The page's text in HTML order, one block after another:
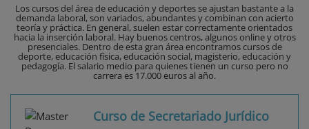
Los cursos del área de educación y deportes se ajustan bastante a la
demanda laboral, son variados, abundantes y combinan con acierto
teoría y práctica. En general, suelen estar correctamente orientados
hacia la inserción laboral. Hay buenos centros, algunos online y otros
presenciales. Dentro de esta gran área encontramos cursos de
deporte, educación física, educación social, magisterio, educación y
pedagogía. El salario medio para quienes tienen un curso pero no
carrera es 17.000 euros al año.
Curso de Secretariado Jurídico